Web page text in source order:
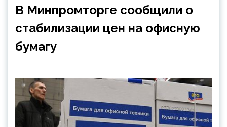
В Минпромторге сообщили о
стабилизации цен на офисную
бумагу